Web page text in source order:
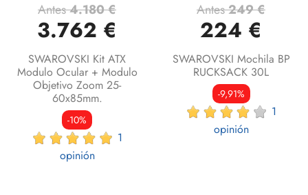
Antes4.180 €
3.762 €
SWAROVSKI Kit ATX
Modulo Ocular + Modulo
Objetivo Zoom 25-
60x85mm.
-10%
1
opinión
Antes249 €
224 €
SWAROVSKI Mochila BP
RUCKSACK 30L
-9,91%
1
opinión